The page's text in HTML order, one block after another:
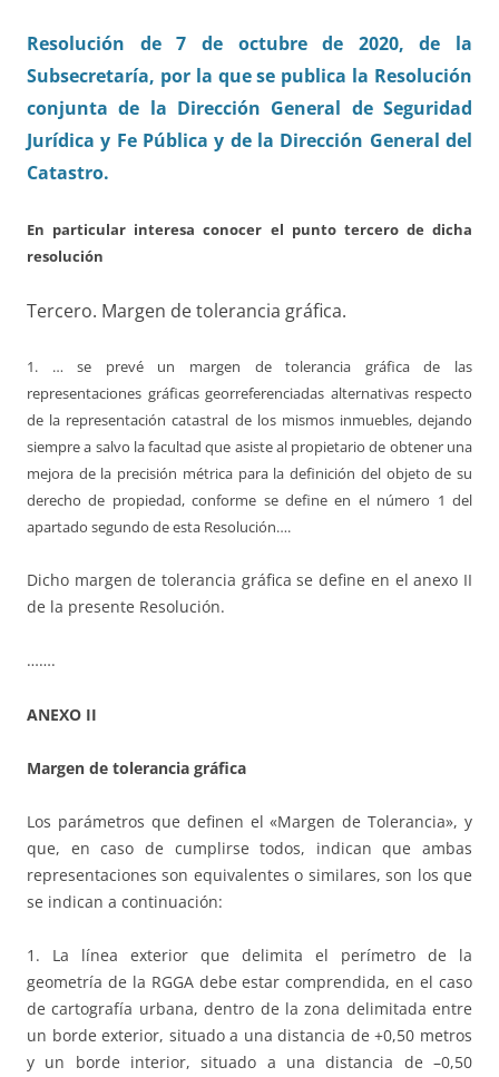
Resolución de 7 de octubre de 2020, de la
Subsecretaría, por la que se publica la Resolución
conjunta de la Dirección General de Seguridad
Jurídica y Fe Pública y de la Dirección General del
Catastro.
En particular interesa conocer el punto tercero de dicha
resolución
Tercero. Margen de tolerancia gráfica.
1. … se prevé un margen de tolerancia gráfica de las
representaciones gráficas georreferenciadas alternativas respecto
de la representación catastral de los mismos inmuebles, dejando
siempre a salvo la facultad que asiste al propietario de obtener una
mejora de la precisión métrica para la definición del objeto de su
derecho de propiedad, conforme se define en el número 1 del
apartado segundo de esta Resolución….
Dicho margen de tolerancia gráfica se define en el anexo II
de la presente Resolución.
…….
ANEXO II
Margen de tolerancia gráfica
Los parámetros que definen el «Margen de Tolerancia», y
que, en caso de cumplirse todos, indican que ambas
representaciones son equivalentes o similares, son los que
se indican a continuación:
1. La línea exterior que delimita el perímetro de la
geometría de la RGGA debe estar comprendida, en el caso
de cartografía urbana, dentro de la zona delimitada entre
un borde exterior, situado a una distancia de +0,50 metros
y un borde interior, situado a una distancia de –0,50